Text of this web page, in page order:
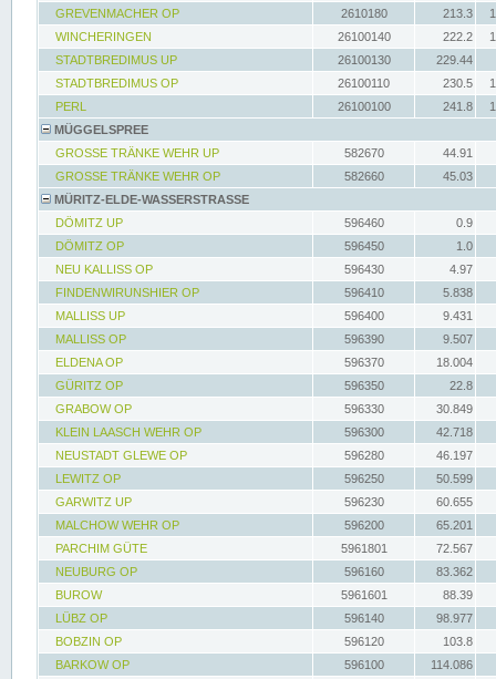
GREVENMACHER OP
2610180 213.3
WINCHERINGEN
26100140 222.2
STADTBREDIMUS UP
26100130
229.44
STADTBREDIMUS OP
26100110 230.5
PERL
26100100 241.8
MÜGGELSPREE
GROSSE TRÄNKE WEHR UP
582670
44.91
GROSSE TRÄNKE WEHR OP
582660
45.03
MÜRITZ-ELDE-WASSERSTRASSE
DÖMITZ UP
596460
0.9
DÖMITZ OP
596450
1.0
NEU KALLISS OP
596430
4.97
FINDENWIRUNSHIER OP
596410
5.838
MALLISS UP
596400
9.431
MALLISS OP
596390
9.507
ELDENA OP
596370
18.004
GÜRITZ OP
596350
22.8
GRABOW OP
596330
30.849
KLEIN LAASCH WEHR OP
596300
42.718
NEUSTADT GLEWE OP
596280
46.197
LEWITZ OP
596250
50.599
GARWITZ UP
596230
60.655
MALCHOW WEHR OP
596200
65.201
PARCHIM GÜTE
5961801
72.567
NEUBURG OP
596160
83.362
BUROW
5961601
88.39
LÜBZ OP
596140
98.977
BOBZIN OP
596120
103.8
BARKOW OP
596100
114.086